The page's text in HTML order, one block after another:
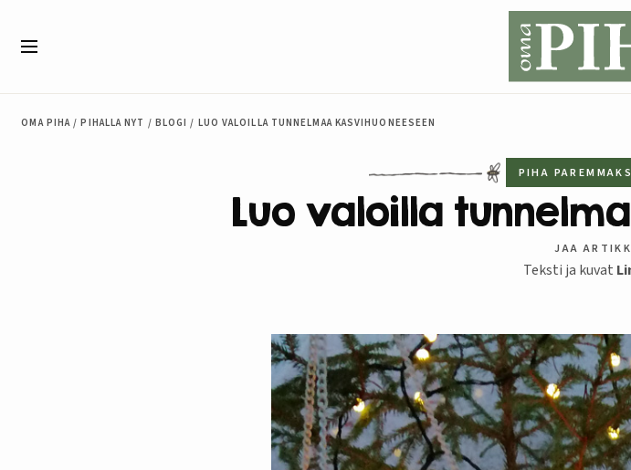
OMA PIHA / PIHALLA NYT / BLOGI / LUO VALOILLA TUNNELMAA KASVIHUONEESEEN
PIHA
Luo valoilla
JAA
Teksti ja kuvat